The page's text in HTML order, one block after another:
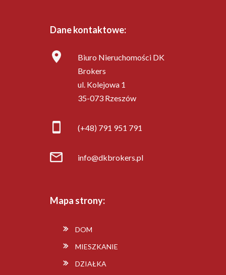
Dane kontaktowe:
Biuro Nieruchomości DK
Brokers
ul. Kolejowa 1
35-073 Rzeszów
(+48) 791 951 791
info@dkbrokers.pl
Mapa strony:
DOM
MIESZKANIE
DZIAŁKA